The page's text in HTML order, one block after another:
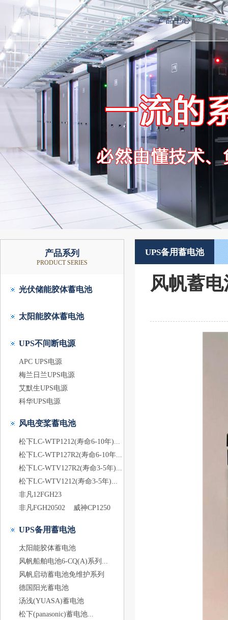
首页 产品中心 关
产品系列
PRODUCT SERIES
光伏储能胶体蓄电池
太阳能胶体蓄电池
UPS不间断电源
APC UPS电源
梅兰日兰UPS电源
艾默生UPS电源
科华UPS电源
风电变桨蓄电池
松下LC-WTP1212(寿命6-10年)...
松下LC-WTP127R2(寿命6-10年...
松下LC-WTV127R2(寿命3-5年)...
松下LC-WTV1212(寿命3-5年)...
非凡12FGH23
非凡FGH20502
威神CP1250
UPS备用蓄电池
太阳能胶体蓄电池
风帆船舶电池6-CQ(A)系列...
风帆启动蓄电池免维护系列
德国阳光蓄电池
汤浅(YUASA)蓄电池
松下(panasonic)蓄电池...
UPS备用蓄电池
风帆蓄